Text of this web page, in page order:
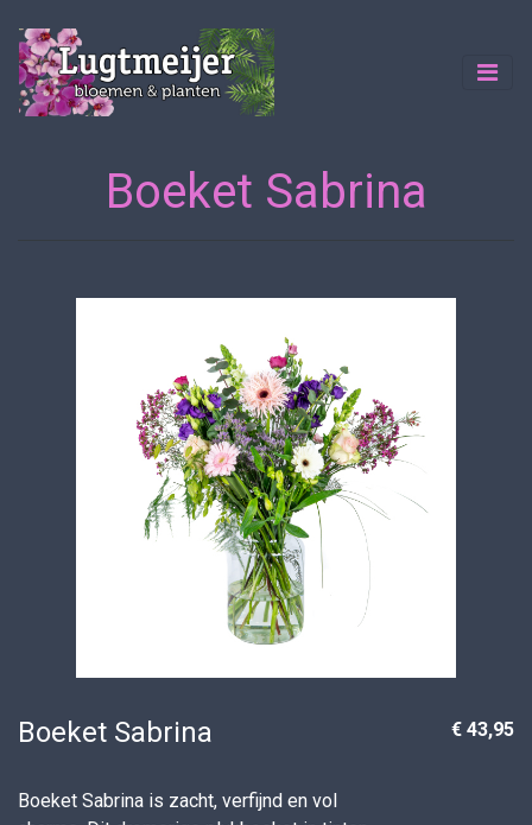
Boeket Sabrina
Boeket Sabrina
Boeket Sabrina is zacht, verfijnd en vol
€ 43,95